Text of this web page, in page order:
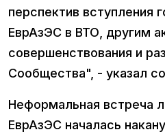
перспектив вступления
ЕврАзЭС в ВТО, другим
совершенствования и
Сообщества", - указал
Неформальная встреча
ЕврАзЭС началась